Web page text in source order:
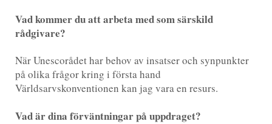
Vad kommer du att arbeta med som särskild
rådgivare?
När Unescorådet har behov av insatser och synpunkter
på olika frågor kring i första hand
Världsarvskonventionen kan jag vara en resurs.
Vad är dina förväntningar på uppdraget?